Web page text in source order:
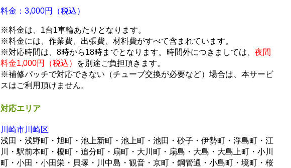
料金：3,000円（税込）
※料金は、1台1車輪あたりとなります。
※料金には、作業費、出張費、材料費がすべて含まれています。
※対応時間は、8時から18時までとなります。時間外につきましては、 夜間
料金1,000円（税込）
を別途ご負担頂きます。
※補修パッチで対応できない（チューブ交換が必要など）場合は、本サービ
スはご利用頂けません。
対応エリア
川崎市川崎区
浅田・浅野町・旭町・池上新町・池上町・池田・砂子・伊勢町・浮島町・江
川・駅前本町・榎町・追分町・扇町・大川町・扇島・大島・大島上町・小川
町・小田・小田栄・貝塚・川中島・観音・京町・鋼管通・小島町・境町・桜